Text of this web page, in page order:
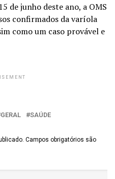
de junho deste ano, a OMS
confirmados da varíola
como um caso provável e
GERAL SAÚDE
Campos obrigatórios são